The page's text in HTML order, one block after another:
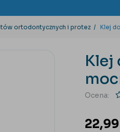
ortodontycznych i protez Klej
Klej
Ocena:
22,99